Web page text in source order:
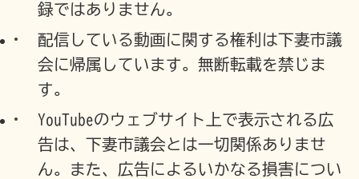
録ではありません。
配信している動画に関する権利は下妻市議
会に帰属しています。無断転載を禁じま
す。
YouTubeのウェブサイト上で表示される広
告は、下妻市議会とは一切関係ありませ
ん。また、広告によるいかなる損害につい